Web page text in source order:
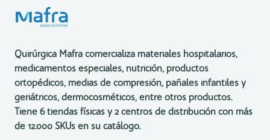
Quirúrgica Mafra comercializa materiales hospitalarios,
medicamentos especiales, nutrición, productos
ortopédicos, medias de compresión, pañales infantiles y
geriátricos, dermocosméticos, entre otros productos.
Tiene 6 tiendas físicas y 2 centros de distribución con más
de 12.000 SKUs en su catálogo.